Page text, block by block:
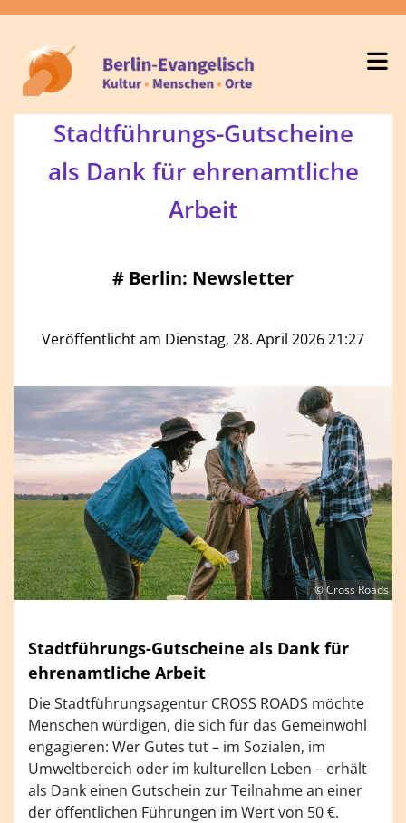
Stadtführungs-Gutscheine
als Dank für ehrenamtliche
Arbeit
# Berlin: Newsletter
Veröffentlicht am Dienstag, 28. April 2026 21:27
© Cross Roads
Stadtführungs-Gutscheine als Dank für
ehrenamtliche Arbeit
Die Stadtführungsagentur CROSS ROADS möchte
Menschen würdigen, die sich für das Gemeinwohl
engagieren: Wer Gutes tut – im Sozialen, im
Umweltbereich oder im kulturellen Leben – erhält
als Dank einen Gutschein zur Teilnahme an einer
der öffentlichen Führungen im Wert von 50 €.